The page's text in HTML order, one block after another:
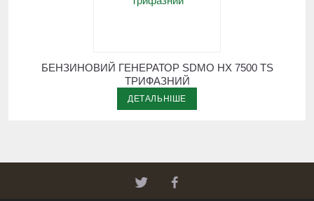
БЕНЗИНОВИЙ ГЕНЕРАТОР SDMO HX 7500 TS
ТРИФАЗНИЙ
ДЕТАЛЬНІШЕ